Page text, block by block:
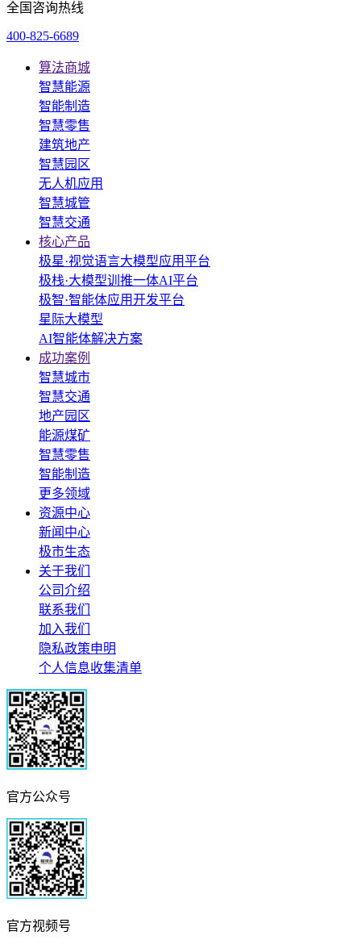
全国咨询热线
400-825-6689
算法商城
智慧能源
智能制造
智慧零售
建筑地产
智慧园区
无人机应用
智慧城管
智慧交通
核心产品
极星·视觉语言大模型应用平台
极栈·大模型训推一体AI平台
极智·智能体应用开发平台
星际大模型
AI智能体解决方案
成功案例
智慧城市
智慧交通
地产园区
能源煤矿
智慧零售
智能制造
更多领域
资源中心
新闻中心
极市生态
关于我们
公司介绍
联系我们
加入我们
隐私政策申明
个人信息收集清单
官方公众号
官方视频号